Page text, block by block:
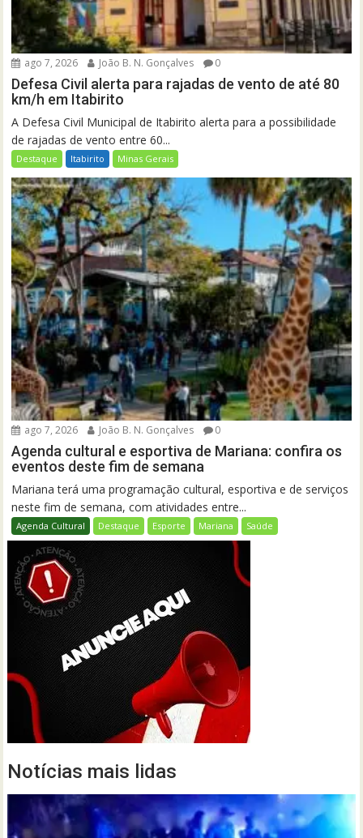
ago 7, 2026 João B. N. Gonçalves 0
Defesa Civil alerta para rajadas de vento de até 80
km/h em Itabirito
A Defesa Civil Municipal de Itabirito alerta para a possibilidade
de rajadas de vento entre 60...
Destaque Itabirito Minas Gerais
ago 7, 2026 João B. N. Gonçalves 0
Agenda cultural e esportiva de Mariana: confira os
eventos deste fim de semana
Mariana terá uma programação cultural, esportiva e de serviços
neste fim de semana, com atividades entre...
Agenda Cultural Destaque Esporte Mariana Saúde
Notícias mais lidas